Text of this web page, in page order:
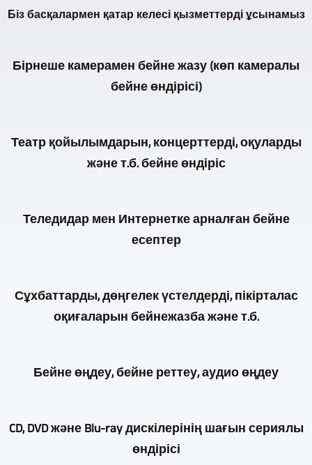
Біз басқалармен қатар келесі қызметтерді ұсынамыз
Бірнеше камерамен бейне жазу (көп камералы
бейне өндірісі)
Video-,
TV-,
-
көп
өндірісін
ұсынатын
бірі.
типті
кәсіби
Театр қойылымдарын, концерттерді, оқуларды
және т.б. бейне өндіріс
қойылымдарын,
концерттерді,
және
т.б
әрине,
қолданылады.
Сахналық
Теледидар мен Интернетке арналған бейне
есептер
жылдық
қызметтің
бізде
салада
мол
Сұхбаттарды, дөңгелек үстелдерді, пікірталас
оқиғаларын бейнежазба және т.б.
камераларды
әңгімелер,
сұхбаттар,
Бейне өңдеу, бейне реттеу, аудио өңдеу
концерттерді,
сұхбаттарды
CD, DVD және Blu-ray дискілерінің шағын сериялы
өндірісі